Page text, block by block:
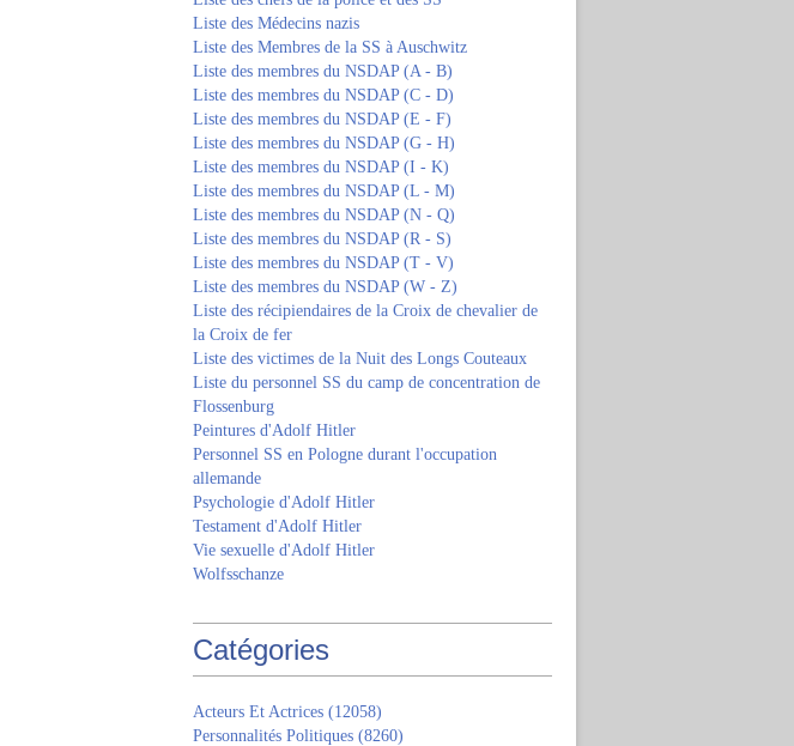
Liste des Médecins nazis
Liste des Membres de la SS à Auschwitz
Liste des membres du NSDAP (A - B)
Liste des membres du NSDAP (C - D)
Liste des membres du NSDAP (E - F)
Liste des membres du NSDAP (G - H)
Liste des membres du NSDAP (I - K)
Liste des membres du NSDAP (L - M)
Liste des membres du NSDAP (N - Q)
Liste des membres du NSDAP (R - S)
Liste des membres du NSDAP (T - V)
Liste des membres du NSDAP (W - Z)
Liste des récipiendaires de la Croix de chevalier de
la Croix de fer
Liste des victimes de la Nuit des Longs Couteaux
Liste du personnel SS du camp de concentration de
Flossenburg
Peintures d'Adolf Hitler
Personnel SS en Pologne durant l'occupation
allemande
Psychologie d'Adolf Hitler
Testament d'Adolf Hitler
Vie sexuelle d'Adolf Hitler
Wolfsschanze
Catégories
Acteurs Et Actrices (12058)
Personnalités Politiques (8260)